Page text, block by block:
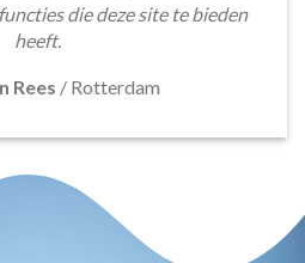
die deze site te bieden
heeft.
Rees / Rotterdam